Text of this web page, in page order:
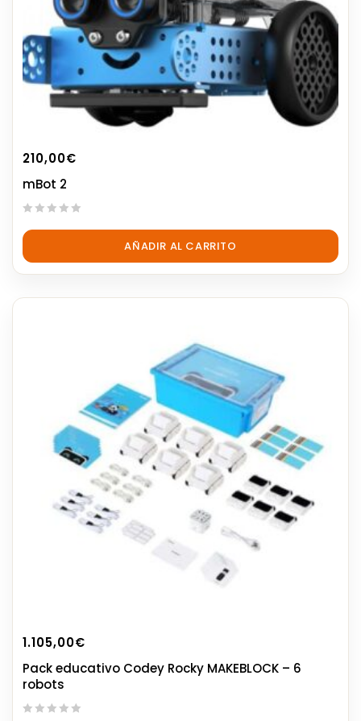
210,00€
mBot 2
out
5
AÑADIR AL CARRITO
1.105,00€
Pack educativo Codey Rocky MAKEBLOCK – 6
robots